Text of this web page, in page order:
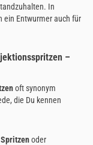
In
ein Entwurmer auch für
–
oft synonym
die Du kennen
oder